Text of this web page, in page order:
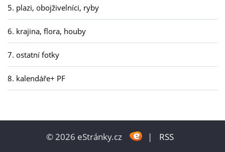
5. plazi, obojživelníci, ryby
6. krajina, flora, houby
7. ostatní fotky
8. kalendáře+ PF
© 2026 eStránky.cz | RSS